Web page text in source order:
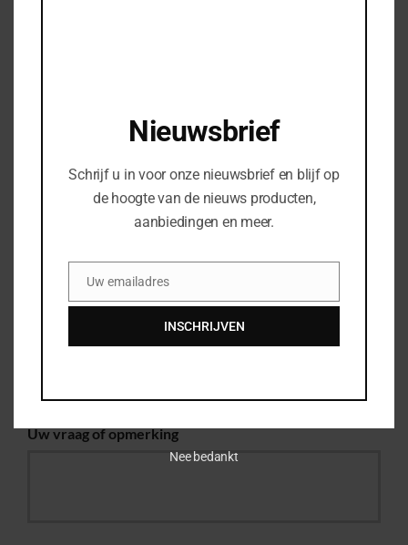
Uw vraag of opmerking
Nieuwsbrief
Schrijf u in voor onze nieuwsbrief en blijf op
de hoogte van de nieuws producten,
aanbiedingen en meer.
EmailUw emailadres
INSCHRIJVEN
Nee bedankt